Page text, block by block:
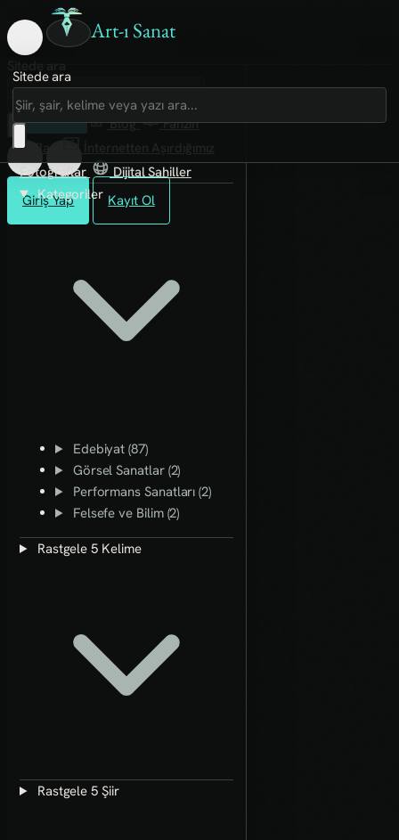
Art-ı Sanat
Giriş Yap Kayıt Ol
Sitede ara
Art-ı Sosyal
İmece
Kütüphane
Blog
Fanzin
Rafları
Fotoğraflar
Dijital Sahiller
Kategoriler
Edebiyat (87)
Görsel Sanatlar (2)
Performans Sanatları (2)
Felsefe ve Bilim (2)
Rastgele 5 Kelime
Rastgele 5 Şiir